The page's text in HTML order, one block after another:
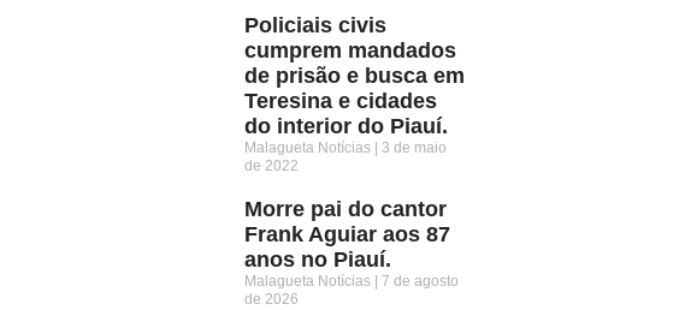
Policiais civis
cumprem mandados
de prisão e busca em
Teresina e cidades
do interior do Piauí.
Malagueta Notícias
3 de maio
de 2022
Morre pai do cantor
Frank Aguiar aos 87
anos no Piauí.
Malagueta Notícias
7 de agosto
de 2026